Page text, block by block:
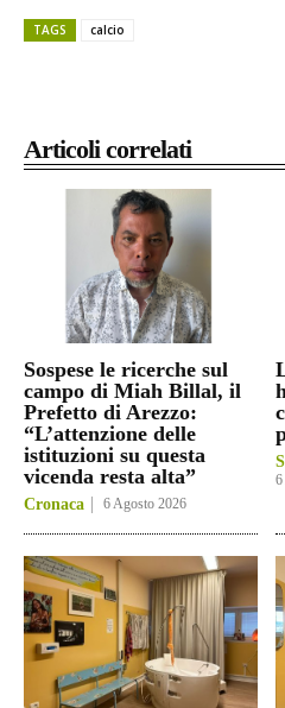
Articoli correlati
Sospese le ricerche sul
campo di Miah Billal, il
Prefetto di Arezzo:
“L’attenzione delle
istituzioni su questa
vicenda resta alta”
Cronaca 6 Agosto 2026
6
TAGS calcio